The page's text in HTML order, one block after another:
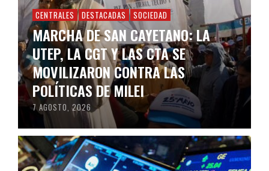
CENTRALES DESTACADAS SOCIEDAD
MARCHA DE SAN CAYETANO: LA
UTEP, LA CGT Y LAS CTA SE
MOVILIZARON CONTRA LAS
POLÍTICAS DE MILEI
7 AGOSTO, 2026